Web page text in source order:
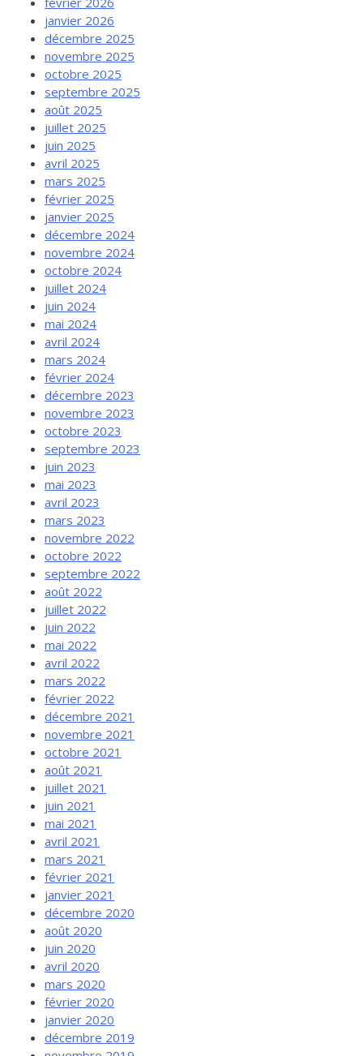
janvier 2026
décembre 2025
novembre 2025
octobre 2025
septembre 2025
août 2025
juillet 2025
juin 2025
avril 2025
mars 2025
février 2025
janvier 2025
décembre 2024
novembre 2024
octobre 2024
juillet 2024
juin 2024
mai 2024
avril 2024
mars 2024
février 2024
décembre 2023
novembre 2023
octobre 2023
septembre 2023
juin 2023
mai 2023
avril 2023
mars 2023
novembre 2022
octobre 2022
septembre 2022
août 2022
juillet 2022
juin 2022
mai 2022
avril 2022
mars 2022
février 2022
décembre 2021
novembre 2021
octobre 2021
août 2021
juillet 2021
juin 2021
mai 2021
avril 2021
mars 2021
février 2021
janvier 2021
décembre 2020
août 2020
juin 2020
avril 2020
mars 2020
février 2020
janvier 2020
décembre 2019